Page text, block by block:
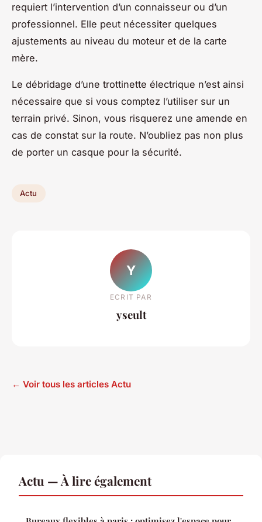
requiert l’intervention d’un connaisseur ou d’un
professionnel. Elle peut nécessiter quelques
ajustements au niveau du moteur et de la carte
mère.
Le débridage d’une trottinette électrique n’est ainsi
nécessaire que si vous comptez l’utiliser sur un
terrain privé. Sinon, vous risquerez une amende en
cas de constat sur la route. N’oubliez pas non plus
de porter un casque pour la sécurité.
Actu
Y
ECRIT PAR
yseult
← Voir tous les articles Actu
Actu — À lire également